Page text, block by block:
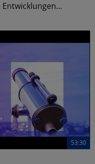
53:30